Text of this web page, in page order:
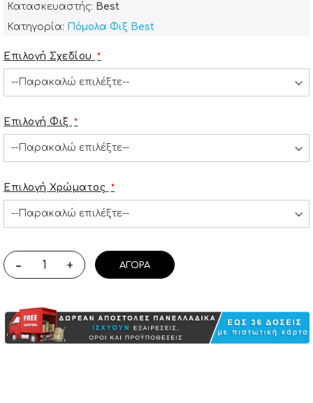
Κατασκευαστής: Best
Κατηγορία: Πόμολα Φιξ Best
Επιλογή Σχεδίου
Επιλογή Φιξ
Επιλογή Χρώματος
- + ΑΓΟΡΆ